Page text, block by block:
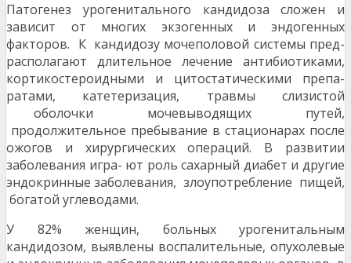
Патогенез урогенитального кандидоза сложен и
зависит от многих экзогенных и эндогенных
факторов. К кандидозу мочеполовой системы пред-
располагают длительное лечение антибиотиками,
кортикостероидными и цитостатическими препа-
ратами, катетеризация, травмы слизистой
оболочки мочевыводящих путей,
продолжительное пребывание в стационарах после
ожогов и хирургических операций. В развитии
заболевания игра- ют роль сахарный диабет и другие
эндокринные заболевания, злоупотребление пищей,
богатой углеводами.
У 82% женщин, больных урогенитальным
кандидозом, выявлены воспалительные, опухолевые